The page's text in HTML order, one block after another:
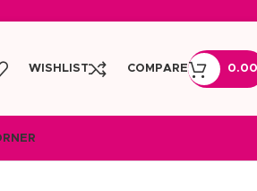
WISHLIST COMPARE 0.00